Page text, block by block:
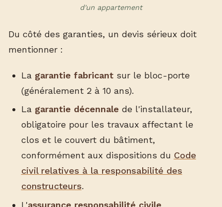
d'un appartement
Du côté des garanties, un devis sérieux doit
mentionner :
La garantie fabricantsur le bloc-porte
(généralement 2 à 10 ans).
La garantie décennale de l'installateur,
obligatoire pour les travaux affectant le
clos et le couvert du bâtiment,
conformément aux dispositions du Code
civil relatives à la responsabilité des
constructeurs.
L'assurance responsabilité civile